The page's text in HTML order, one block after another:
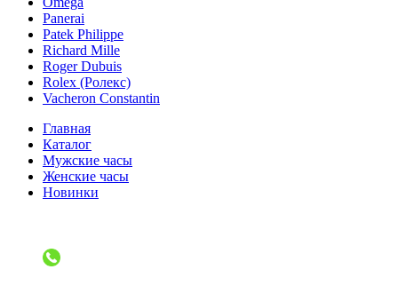
Panerai
Patek Philippe
Richard Mille
Roger Dubuis
Rolex (Ролекс)
Vacheron Constantin
Главная
Каталог
Мужские часы
Женские часы
Новинки